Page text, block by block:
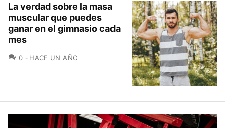
La verdad sobre la masa
muscular que puedes
ganar en el gimnasio cada
mes
0 COMENTARIOS
HACE UN AÑO